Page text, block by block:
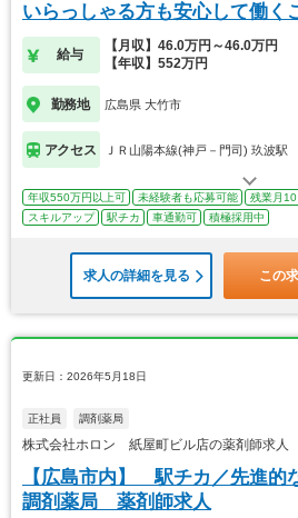
いらっしゃる方も安心して働く
給与
【月収】46.0万円～46.0万円
【年収】552万円
勤務地 広島県 大竹市
アクセス ＪＲ山陽本線(神戸－門司) 玖波駅
年収550万円以上可 未経験者も応募可能 残業月
スキルアップ
駅チカ 車通勤可 積極採用中
求人の詳細を見る この
更新日：2026年5月18日
正社員 調剤薬局
株式会社ホロン 紙屋町ビル店の薬剤師求人
【広島市内】 駅チカ／先進的
調剤薬局 薬剤師求人